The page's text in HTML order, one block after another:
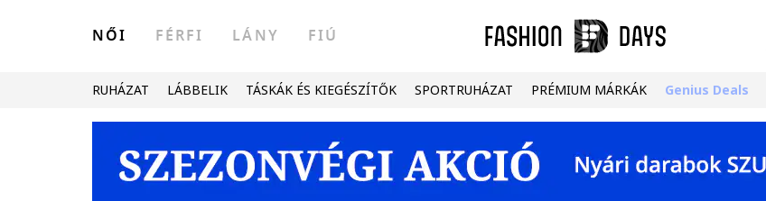
NŐI FÉRFI LÁNY FIÚ
RUHÁZAT LÁBBELIK TÁSKÁK ÉS KIEGÉSZÍTŐK SPORTRUHÁZAT PRÉMIUM MÁRKÁK Genius Deals